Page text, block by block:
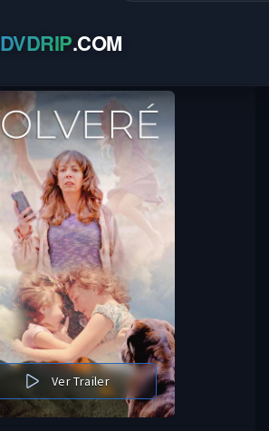
DVDRIP.COM
Ver Trailer